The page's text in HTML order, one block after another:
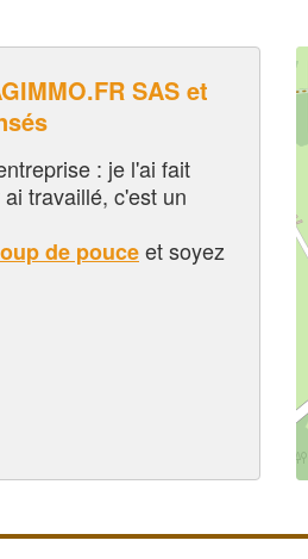
SAS et
: je l'ai fait
travaillé, c'est un
de pouceet soyez